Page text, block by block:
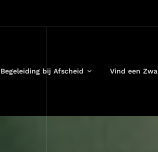
Begeleiding bij Afscheid Vind een